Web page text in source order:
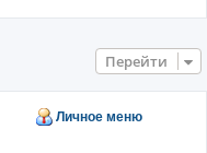
Перейти
Личное меню